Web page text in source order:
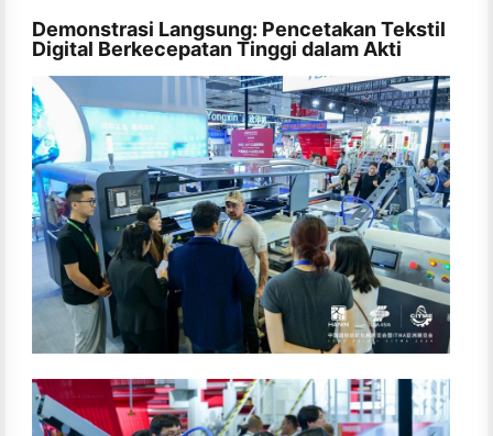
Demonstrasi Langsung: Pencetakan Tekstil
Digital Berkecepatan Tinggi dalam Akti